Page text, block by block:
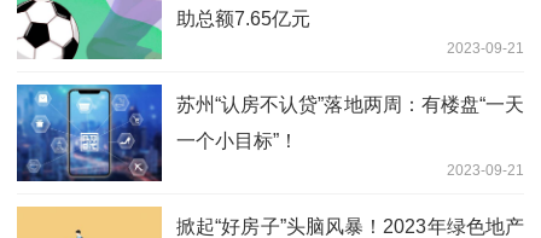
助总额7.65亿元
2023-09-21
苏州“认房不认贷”落地两周：有楼盘“一天
一个小目标”！
2023-09-21
掀起“好房子”头脑风暴！2023年绿色地产